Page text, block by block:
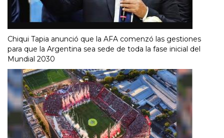
Chiqui Tapia anunció que la AFA comenzó las gestiones
para que la Argentina sea sede de toda la fase inicial del
Mundial 2030